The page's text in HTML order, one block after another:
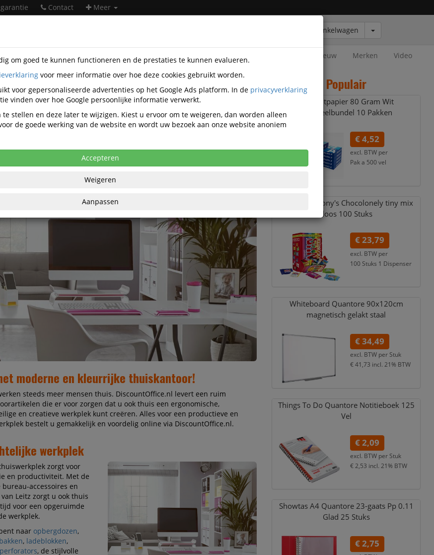
Winkelwagen
Contact Meer
Nieuw Merken Video
voor het thuiskantoor
voor het thuiskantoor
moderne en kleurrijke thuiskantoor!
steeds meer mensen thuis. DiscountOffice.nl levert een ruim
die er voor zorgen dat u ook thuis een ergonomische,
en creatieve werkplek kunt creëren. Alles voor een productieve en
bestelt u gemakkelijk en voordelig online via DiscountOffice.nl.
werkplek
zorgt voor
en productiviteit. Met de
accessoires en
Leitz zorgt u ook thuis
voor een opgeruimde
werkplek.
naar opbergdozen,
, ladeblokken,
perforators, de stijlvolle
Populair
A4 Printpapier 80 Gram Wit
Voordeelbundel 10 Pakken
€ 4,52
excl. BTW per
Pak a 500 vel
Chocolade Tony's Chocolonely tiny mix
doos 100 Stuks
€ 23,79
excl. BTW per
100 Stuks 1 Dispenser
Whiteboard Quantore 90x120cm
magnetisch gelakt staal
€ 34,49
excl. BTW per Stuk
€ 41,73 incl. 21% BTW
Things To Do Quantore Notitieboek 125
Vel
€ 2,09
excl. BTW per Stuk
€ 2,53 incl. 21% BTW
Showtas A4 Quantore 23-gaats Pp 0.11
Glad 25 Stuks
€ 2,75
om goed te kunnen functioneren en de prestaties te kunnen evalueren.
voor meer informatie over hoe deze cookies gebruikt worden.
voor gepersonaliseerde advertenties op het Google Ads platform. In de privacyverklaring
vinden over hoe Google persoonlijke informatie verwerkt.
stellen en deze later te wijzigen. Kiest u ervoor om te weigeren, dan worden alleen
de goede werking van de website en wordt uw bezoek aan onze website anoniem
Accepteren
Weigeren
Aanpassen